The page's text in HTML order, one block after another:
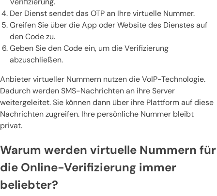
Der Dienst sendet das OTP an Ihre virtuelle Nummer.
Greifen Sie über die App oder Website des Dienstes auf
den Code zu.
Geben Sie den Code ein, um die Verifizierung
abzuschließen.
Anbieter virtueller Nummern nutzen die VoIP-Technologie.
Dadurch werden SMS-Nachrichten an ihre Server
weitergeleitet. Sie können dann über ihre Plattform auf diese
Nachrichten zugreifen. Ihre persönliche Nummer bleibt
privat.
Warum werden virtuelle Nummern für
die Online-Verifizierung immer
beliebter?